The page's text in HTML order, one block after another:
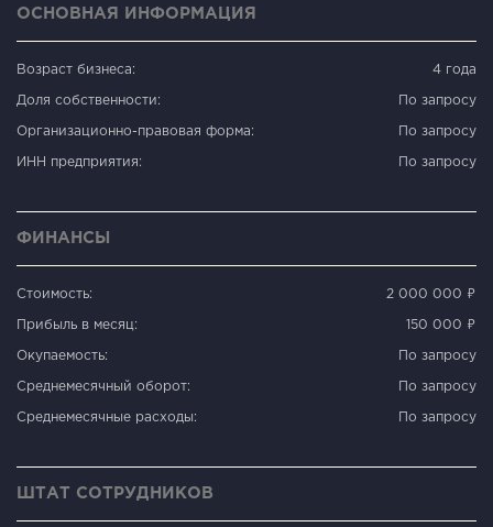
ОСНОВНАЯ ИНФОРМАЦИЯ
Возраст бизнеса: 4 года
Доля собственности: По запросу
Организационно-правовая форма: По запросу
ИНН предприятия: По запросу
ФИНАНСЫ
Стоимость: 2 000 000 ₽
Прибыль в месяц: 150 000 ₽
Окупаемость: По запросу
Среднемесячный оборот: По запросу
Среднемесячные расходы: По запросу
ШТАТ СОТРУДНИКОВ